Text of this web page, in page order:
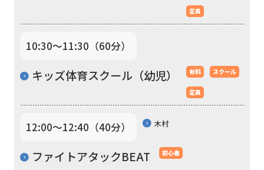
定員
10:30〜11:30（60分）
キッズ体育スクール（幼児） 有料 スクール
定員
12:00〜12:40（40分） 木村
ファイトアタックBEAT 初心者
translated
into
Click
the
link
below
automatic